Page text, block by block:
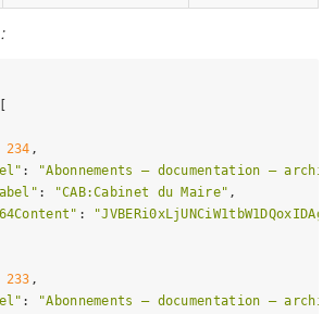
234 ,
:
"Abonnements – documentation –
: "CAB:Cabinet du Maire" ,
:
233 ,
:
"Abonnements – documentation –